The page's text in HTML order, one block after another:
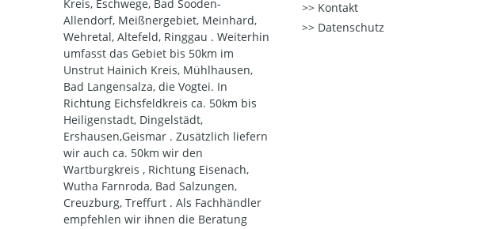
Kreis, Eschwege, Bad Sooden-
Allendorf, Meißnergebiet, Meinhard,
Wehretal, Altefeld, Ringgau . Weiterhin
umfasst das Gebiet bis 50km im
Unstrut Hainich Kreis, Mühlhausen,
Bad Langensalza, die Vogtei. In
Richtung Eichsfeldkreis ca. 50km bis
Heiligenstadt, Dingelstädt,
Ershausen,Geismar . Zusätzlich liefern
wir auch ca. 50km wir den
Wartburgkreis , Richtung Eisenach,
Wutha Farnroda, Bad Salzungen,
Creuzburg, Treffurt . Als Fachhändler
empfehlen wir ihnen die Beratung
Kontakt
Datenschutz